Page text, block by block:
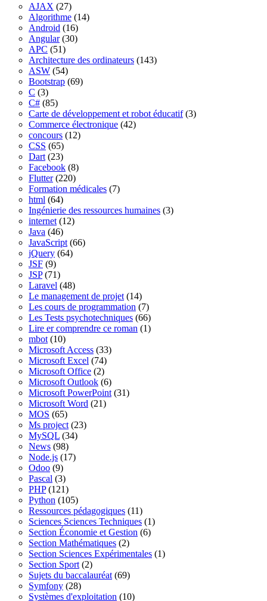
AJAX (27)
Algorithme (14)
Android (16)
Angular(30)
APC (51)
Architecture des ordinateurs (143)
ASW (54)
Bootstrap (69)
C (3)
C# (85)
Carte de développement et robot éducatif(3)
Commerce électronique (42)
concours (12)
CSS (65)
Dart (23)
Facebook (8)
Flutter(220)
Formation médicales (7)
html (64)
Ingénierie des ressources humaines (3)
internet (12)
Java (46)
JavaScript (66)
jQuery (64)
JSF (9)
JSP(71)
Laravel (48)
Le management de projet (14)
Les cours de programmation (7)
Les Tests psychotechniques (66)
Lire er comprendre ce roman (1)
mbot (10)
Microsoft Access (33)
Microsoft Excel (74)
Microsoft Office (2)
Microsoft Outlook (6)
Microsoft PowerPoint (31)
Microsoft Word (21)
MOS (65)
Ms project (23)
MySQL (34)
News (98)
Node.js (17)
Odoo (9)
Pascal (3)
PHP(121)
Python (105)
Ressources pédagogiques (11)
Sciences Sciences Techniques (1)
Section Économie et Gestion (6)
Section Mathématiques (2)
Section Sciences Expérimentales (1)
Section Sport (2)
Sujets du baccalauréat (69)
Symfony (28)
Systèmes d'exploitation (10)